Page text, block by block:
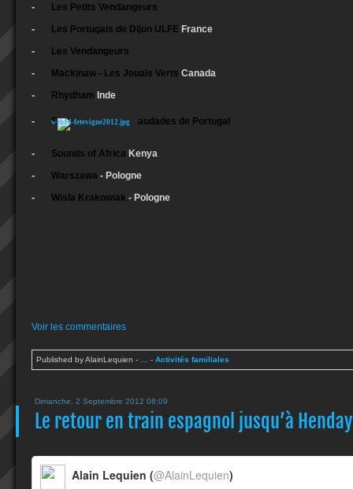
- Les Petits Vendangeurs
- Les Portugais de Dijon ULFE France
- Les Vendangeurs
- Mackinaw - Les Jouals Verts Canada
- Rhydham Inde
- S audades de Portugal
- Sounds of Africa Kenya
- Warszawa - Pologne
- Wisla Krakowiak - Pologne
Voir les commentaires
Published by AlainLequien - - Activités familiales
Dimanche, 2 Septembre 2012 08:09
Le retour en train espagnol jusqu’à
Alain Lequien (@AlainLequien)